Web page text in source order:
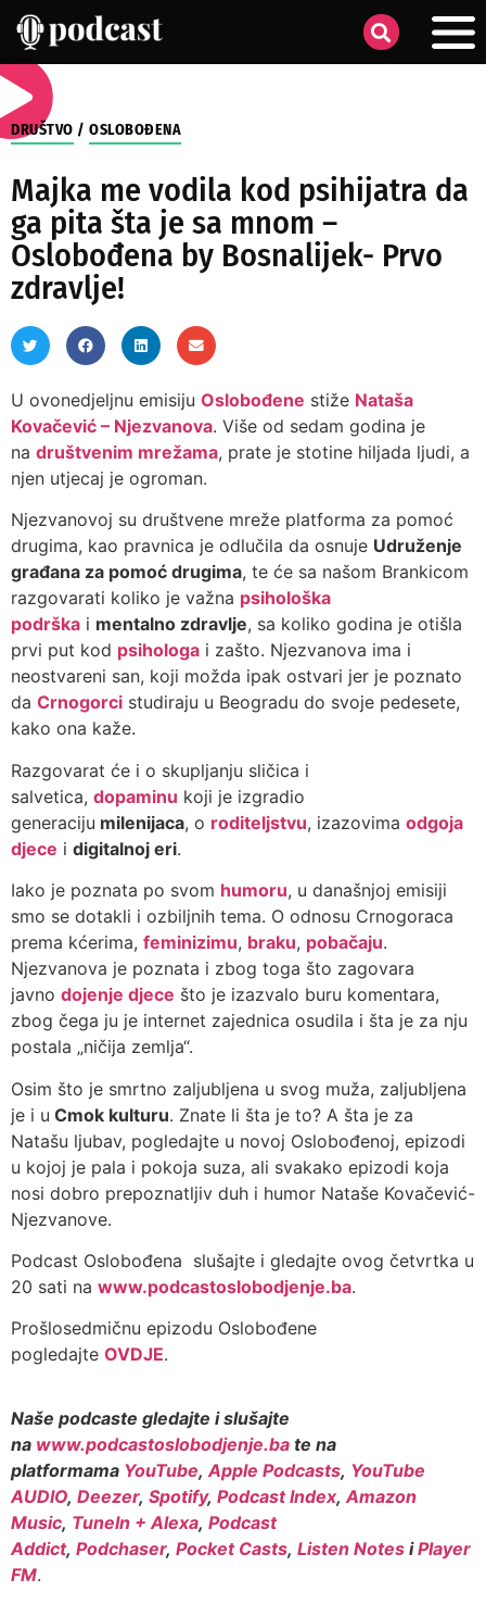
DRUŠTVO / OSLOBOĐENA
Majka me vodila kod psihijatra da
ga pita šta je sa mnom –
Oslobođena by Bosnalijek- Prvo
zdravlje!
U ovonedjeljnu emisiju Oslobođene stiže Nataša
Kovačević – Njezvanova. Više od sedam godina je
na društvenim mrežama, prate je stotine hiljada ljudi, a
njen utjecaj je ogroman.
Njezvanovoj su društvene mreže platforma za pomoć
drugima, kao pravnica je odlučila da osnuje Udruženje
građana za pomoć drugima, te će sa našom Brankicom
razgovarati koliko je važna psihološka
podrška i mentalno zdravlje, sa koliko godina je otišla
prvi put kod psihologa i zašto. Njezvanova ima i
neostvareni san, koji možda ipak ostvari jer je poznato
da Crnogorci studiraju u Beogradu do svoje pedesete,
kako ona kaže.
Razgovarat će i o skupljanju sličica i
salvetica, dopaminu koji je izgradio
generaciju milenijaca, o roditeljstvu, izazovima odgoja
djece i digitalnoj eri.
Iako je poznata po svom humoru, u današnjoj emisiji
smo se dotakli i ozbiljnih tema. O odnosu Crnogoraca
prema kćerima, feminizimu, braku, pobačaju.
Njezvanova je poznata i zbog toga što zagovara
javno dojenje djece što je izazvalo buru komentara,
zbog čega ju je internet zajednica osudila i šta je za nju
postala „ničija zemlja“.
Osim što je smrtno zaljubljena u svog muža, zaljubljena
je i u Cmok kulturu. Znate li šta je to? A šta je za
Natašu ljubav, pogledajte u novoj Oslobođenoj, epizodi
u kojoj je pala i pokoja suza, ali svakako epizodi koja
nosi dobro prepoznatljiv duh i humor Nataše Kovačević-
Njezvanove.
Podcast Oslobođena slušajte i gledajte ovog četvrtka u
20 sati na www.podcastoslobodjenje.ba.
Prošlosedmičnu epizodu Oslobođene
pogledajte OVDJE.
Naše podcaste gledajte i slušajte
na www.podcastoslobodjenje.ba te na
platformama YouTube, Apple Podcasts, YouTube
AUDIO, Deezer, Spotify, Podcast Index, Amazon
Music, TuneIn + Alexa, Podcast
Addict, Podchaser, Pocket Casts, Listen Notes iPlayer
FM.